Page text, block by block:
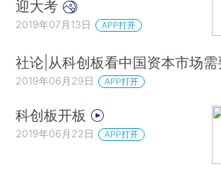
迎大考
2019年07月13日 APP打开
社论|从科创板看中国资本市场需
2019年06月29日 APP打开
科创板开板
2019年06月22日 APP打开